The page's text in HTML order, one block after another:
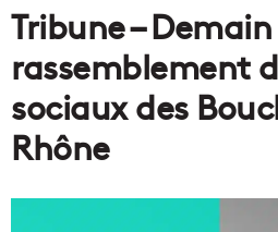
Tribune – Demain
rassemblement
sociaux des
Rhône